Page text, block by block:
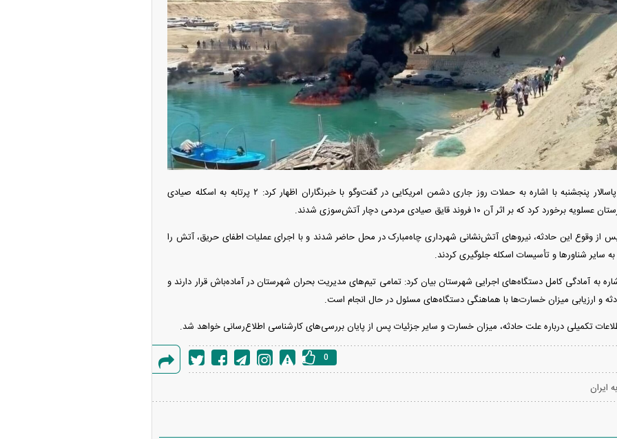
اسکندر پاسالار پنجشنبه با اشاره به حملات روز جاری دشمن امریکایی در گفت‌وگو با خبرنگاران اظهار کرد: ۲ پرتابه به اسکله صیادی
کرد که بر اثر آن ۱۰ فروند قایق صیادی مردمی دچار آتش‌سوزی شدند.
پس از وقوع این حادثه، نیروهای آتش‌نشانی شهرداری چاه‌مبارک در محل حاضر شدند و با اجرای عملیات اطفای حریق، آتش را
سایر شناورها و تأسیسات اسکله جلوگیری کردند.
اشاره به آمادگی کامل دستگاه‌های اجرایی شهرستان بیان کرد: تمامی تیم‌های مدیریت بحران شهرستان در آماده‌باش قرار دارند و
و ارزیابی میزان خسارت‌ها با هماهنگی دستگاه‌های مسئول در حال انجام است.
تکمیلی درباره علت حادثه، میزان خسارت و سایر جزئیات پس از پایان بررسی‌های کارشناسی اطلاع‌رسانی خواهد شد.
گزارش
0
ایران
شد/ اولین
+ جدول
هجوم خودروسازان چینی به اروپا؛ آیا
کارخانه‌های بحران‌زده نجات پیدا می‌کنند؟
واردات خودرو از منطقه آزاد تهران؛ مناظره
داغی که بازار خودرو را تحت تأثیر قرار داد
قدرت تهدید
میلی‌آمپرساعتی
رونمایی کرد